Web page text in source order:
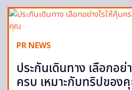
PR NEWS
ประกันเดินทาง เลือกอย่
ครบ เหมาะกับทริปของ